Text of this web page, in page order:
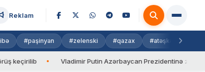
Reklam
#paşinyan #zelenski #qazax #atəşkəs
Vladimir Putin Azərbaycan Prezidentinə zəng edib